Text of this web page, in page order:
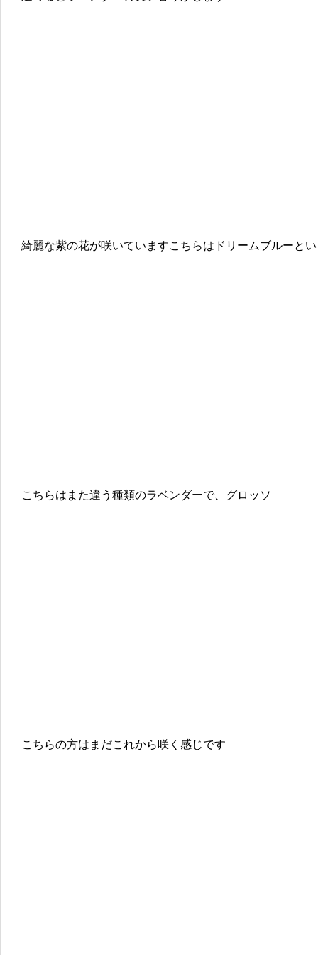
綺麗な紫の花が咲いていますこちらはドリームブルーと
こちらはまた違う種類のラベンダーで、グロッソ
こちらの方はまだこれから咲く感じです